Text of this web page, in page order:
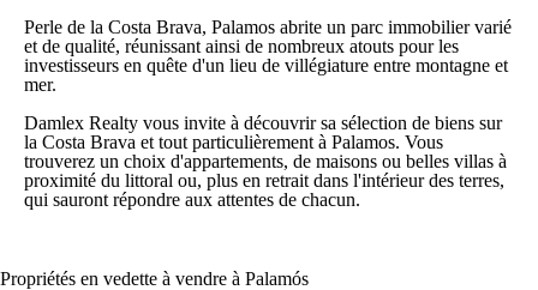
Perle de la Costa Brava, Palamos abrite un parc immobilier varié
et de qualité, réunissant ainsi de nombreux atouts pour les
investisseurs en quête d'un lieu de villégiature entre montagne et
mer.
Damlex Realty vous invite à découvrir sa sélection de biens sur
la Costa Brava et tout particulièrement à Palamos. Vous
trouverez un choix d'appartements, de maisons ou belles villas à
proximité du littoral ou, plus en retrait dans l'intérieur des terres,
qui sauront répondre aux attentes de chacun.
Propriétés en vedette à vendre à Palamós